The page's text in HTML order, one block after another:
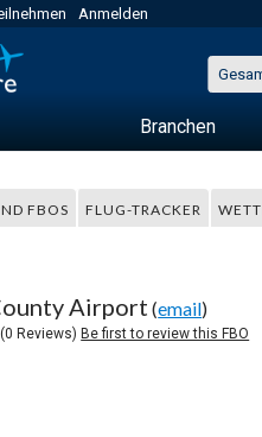
Anmelden
Branchen
FBOS FLUG-TRACKER
Airport (email)
(0 Reviews) Be first to review this FBO